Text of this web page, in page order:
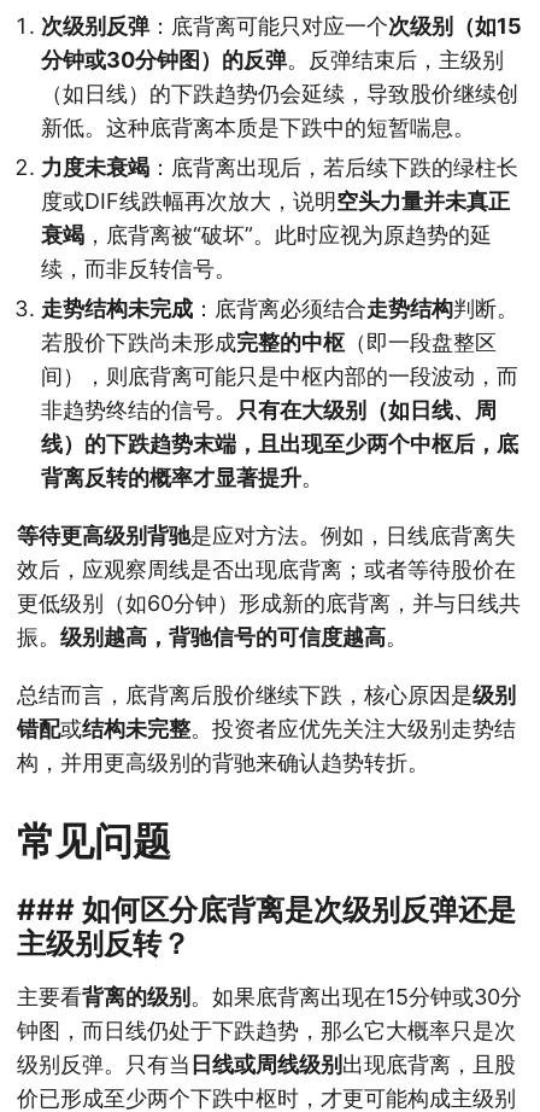
次级别反弹：底背离可能只对应一个次级别（如15
分钟或30分钟图）的反弹。反弹结束后，主级别
（如日线）的下跌趋势仍会延续，导致股价继续创
新低。这种底背离本质是下跌中的短暂喘息。
力度未衰竭 ：底背离出现后，若后续下跌的绿柱长
度或DIF线跌幅再次放大，说明空头力量并未真正
衰竭 ，底背离被“破坏”。此时应视为原趋势的延
续，而非反转信号。
走势结构未完成 ：底背离必须结合走势结构判断。
若股价下跌尚未形成完整的中枢 （即一段盘整区
间），则底背离可能只是中枢内部的一段波动，而
非趋势终结的信号。 只有在大级别（如日线、周
线）的下跌趋势末端，且出现至少两个中枢后，底
背离反转的概率才显著提升。
等待更高级别背驰是应对方法。例如，日线底背离失
效后，应观察周线是否出现底背离；或者等待股价在
更低级别（如60分钟）形成新的底背离，并与日线共
振。 级别越高，背驰信号的可信度越高。
总结而言，底背离后股价继续下跌，核心原因是级别
错配或结构未完整。投资者应优先关注大级别走势结
构，并用更高级别的背驰来确认趋势转折。
常见问题
### 如何区分底背离是次级别反弹还是
主级别反转？
主要看背离的级别 。如果底背离出现在15分钟或30分
钟图，而日线仍处于下跌趋势，那么它大概率只是次
级别反弹。只有当 日线或周线级别 出现底背离，且股
价已形成至少两个下跌中枢时，才更可能构成主级别